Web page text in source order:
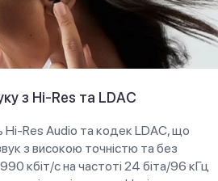
з Hi-Res та LDAC
Hi-Res Audio та кодек LDAC, що
з високою точністю та без
кбіт/с на частоті 24 біта/96 кГц